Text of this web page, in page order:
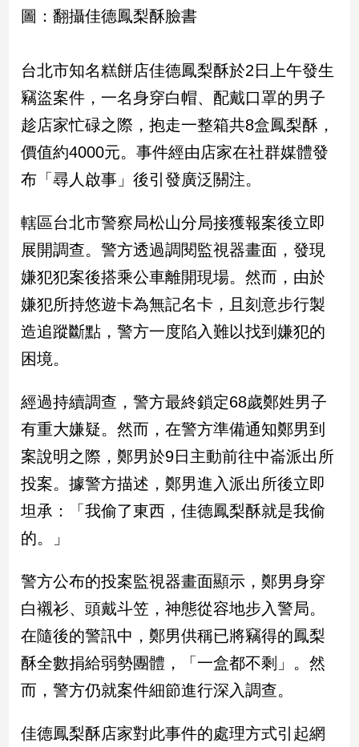
治
焦
品
觀
點
民
調
國
會
焦
觀
點
兩
岸/
國
社
地
方
新
冠
病
專
南
台
灣
觀
點
南
圖：翻攝佳德鳳梨酥臉書
台北市知名糕餅店佳德鳳梨酥於2日上午發生
竊盜案件，一名身穿白帽、配戴口罩的男子
趁店家忙碌之際，抱走一整箱共8盒鳳梨酥，
價值約4000元。事件經由店家在社群媒體發
布「尋人啟事」後引發廣泛關注。
轄區台北市警察局松山分局接獲報案後立即
展開調查。警方透過調閱監視器畫面，發現
嫌犯犯案後搭乘公車離開現場。然而，由於
嫌犯所持悠遊卡為無記名卡，且刻意步行製
造追蹤斷點，警方一度陷入難以找到嫌犯的
困境。
經過持續調查，警方最終鎖定68歲鄭姓男子
有重大嫌疑。然而，在警方準備通知鄭男到
案說明之際，鄭男於9日主動前往中崙派出所
投案。據警方描述，鄭男進入派出所後立即
坦承：「我偷了東西，佳德鳳梨酥就是我偷
的。」
警方公布的投案監視器畫面顯示，鄭男身穿
白襯衫、頭戴斗笠，神態從容地步入警局。
在隨後的警訊中，鄭男供稱已將竊得的鳳梨
酥全數捐給弱勢團體，「一盒都不剩」。然
而，警方仍就案件細節進行深入調查。
佳德鳳梨酥店家對此事件的處理方式引起網